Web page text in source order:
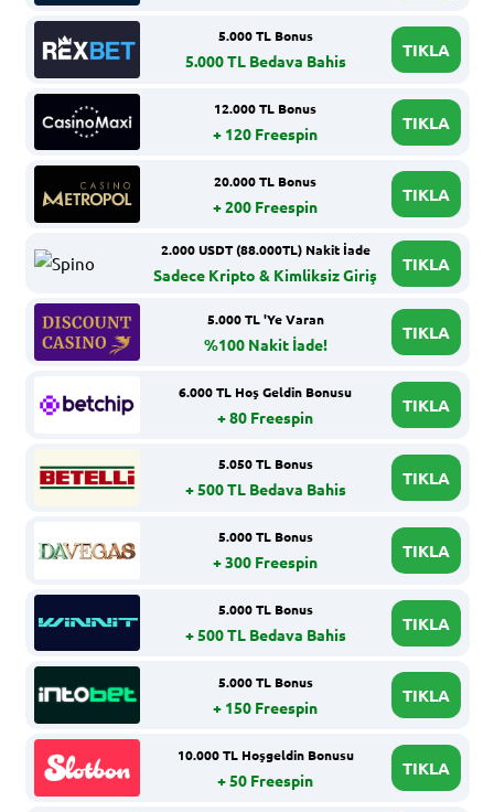
5.000 TL Bonus
5.000 TL Bedava Bahis
TIKLA
12.000 TL Bonus
+ 120 Freespin
TIKLA
20.000 TL Bonus
+ 200 Freespin
TIKLA
2.000 USDT (88.000TL) Nakit İade
Sadece Kripto & Kimliksiz Giriş
TIKLA
5.000 TL 'Ye Varan
%100 Nakit İade!
TIKLA
6.000 TL Hoş Geldin Bonusu
+ 80 Freespin
TIKLA
5.050 TL Bonus
+ 500 TL Bedava Bahis
TIKLA
5.000 TL Bonus
+ 300 Freespin
TIKLA
5.000 TL Bonus
+ 500 TL Bedava Bahis
TIKLA
5.000 TL Bonus
+ 150 Freespin
TIKLA
10.000 TL Hoşgeldin Bonusu
+ 50 Freespin
TIKLA